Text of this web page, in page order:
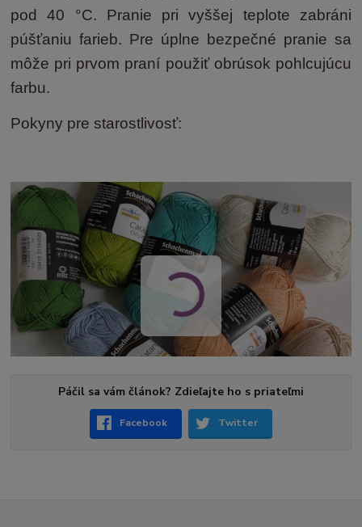
pod 40 °C. Pranie pri vyššej teplote zabráni
púšťaniu farieb. Pre úplne bezpečné pranie sa
môže pri prvom praní použiť obrúsok pohlcujúcu
farbu.
Pokyny pre starostlivosť:
Páčil sa vám článok? Zdieľajte ho s priateľmi
Facebook Twitter